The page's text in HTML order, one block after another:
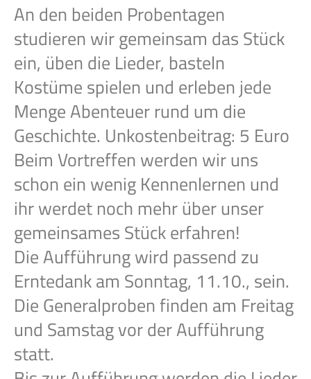
An den beiden Probentagen
studieren wir gemeinsam das Stück
ein, üben die Lieder, basteln
Kostüme spielen und erleben jede
Menge Abenteuer rund um die
Geschichte. Unkostenbeitrag: 5 Euro
Beim Vortreffen werden wir uns
schon ein wenig Kennenlernen und
ihr werdet noch mehr über unser
gemeinsames Stück erfahren!
Die Aufführung wird passend zu
Erntedank am Sonntag, 11.10., sein.
Die Generalproben finden am Freitag
und Samstag vor der Aufführung
statt.